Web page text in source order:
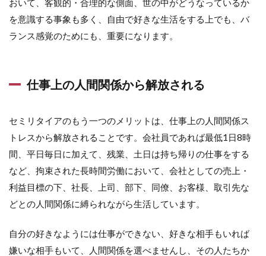
を意識する事象も多く、自由で好きな生活をする上でも、バ
ランス感覚のためにも、重要になります。
仕事上の人間関係から解放される
セミリタイアのもう一つのメリットは、仕事上の人間関係ス
トレスから解放されることです。会社員であれば最低1日8時
間、平日毎日に加えて、残業、土日は持ち帰りの仕事をする
など、拘束された長時間労働において、会社としての売上・
利益目標の下、社長、上司、部下、同僚、お客様、取引先な
どとの人間関係に縛られながら生活しています。
自分の好きなようには仕事ができない、好きな相手もいれば
嫌いな相手もいて、人間関係を選べませんし、その人たちか